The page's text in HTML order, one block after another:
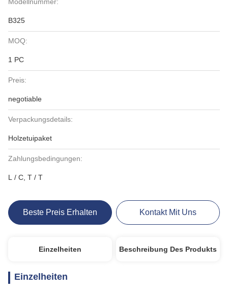
B325
MOQ:
1 PC
Preis:
negotiable
Verpackungsdetails:
Holzetuipaket
Zahlungsbedingungen:
L / C, T / T
Beste Preis Erhalten Kontakt Mit Uns
Einzelheiten Beschreibung Des Produkts
Einzelheiten